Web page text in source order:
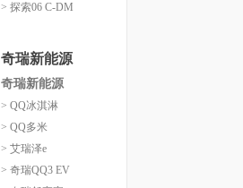
> 探索06 C-DM
奇瑞新能源
奇瑞新能源
> QQ冰淇淋
> QQ多米
> 艾瑞泽e
> 奇瑞QQ3 EV